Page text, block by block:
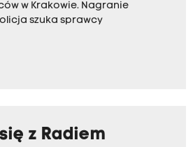
w Krakowie. Nagranie
szuka sprawcy
z Radiem